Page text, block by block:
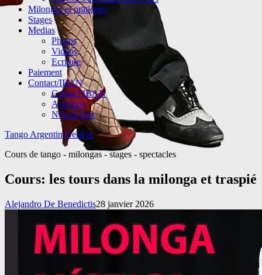
Milongas et pratiques
Stages
Medias
Photos
Vidéos
Ecriture
Paiement
Contact/IBAN
Contact/IBAN
A propos
NewsLetter
Tango Argentin Genève
Cours de tango - milongas - stages - spectacles
Cours: les tours dans la milonga et traspié
Alejandro De Benedictis28 janvier 2026